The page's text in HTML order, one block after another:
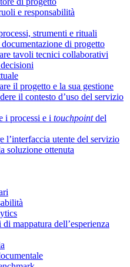
e responsabilità
strumenti e rituali
di progetto
tavoli tecnici collaborativi
il progetto e la sua gestione
il contesto d’uso del servizio
i processi e i touchpointdel
l’interfaccia utente del servizio
soluzione ottenuta
mappatura dell’esperienza